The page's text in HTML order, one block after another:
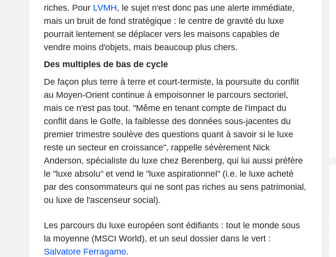
riches. Pour LVMH, le sujet n'est donc pas une alerte immédiate,
mais un bruit de fond stratégique : le centre de gravité du luxe
pourrait lentement se déplacer vers les maisons capables de
vendre moins d'objets, mais beaucoup plus chers.
Des multiples de bas de cycle
De façon plus terre à terre et court-termiste, la poursuite du conflit
au Moyen-Orient continue à empoisonner le parcours sectoriel,
mais ce n'est pas tout. "Même en tenant compte de l'impact du
conflit dans le Golfe, la faiblesse des données sous-jacentes du
premier trimestre soulève des questions quant à savoir si le luxe
reste un secteur en croissance", rappelle sévèrement Nick
Anderson, spécialiste du luxe chez Berenberg, qui lui aussi préfère
le "luxe absolu" et vend le "luxe aspirationnel" (i.e. le luxe acheté
par des consommateurs qui ne sont pas riches au sens patrimonial,
ou luxe de l'ascenseur social).
Les parcours du luxe européen sont édifiants : tout le monde sous
la moyenne (MSCI World), et un seul dossier dans le vert :
Salvatore Ferragamo.